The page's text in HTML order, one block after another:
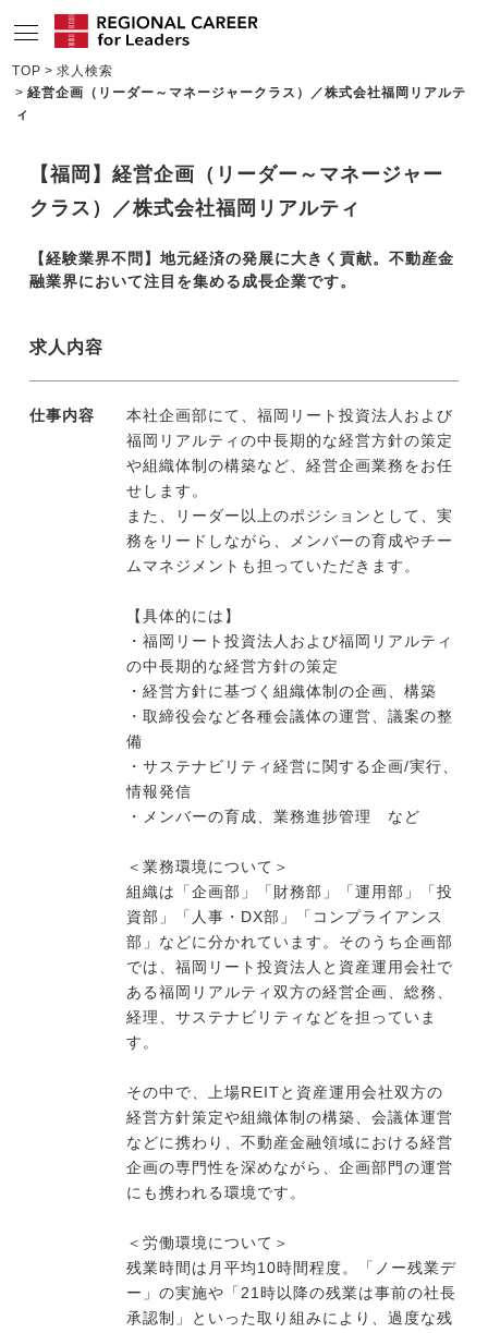
サービスの特長
コンサルタント情報
地域の特色
リサーチ
ニュース
メディア紹介実績
今すぐ転職をお考えの方
中長期で転職をお考えの方
TOP
求人検索
経営企画（リーダー～マネージャークラス）／株式会社福岡リアルテ
ィ
【福岡】経営企画（リーダー～マネージャー
クラス）／株式会社福岡リアルティ
【経験業界不問】地元経済の発展に大きく貢献。不動産金
融業界において注目を集める成長企業です。
求人内容
仕事内容
本社企画部にて、福岡リート投資法人および
福岡リアルティの中長期的な経営方針の策定
や組織体制の構築など、経営企画業務をお任
せします。
また、リーダー以上のポジションとして、実
務をリードしながら、メンバーの育成やチー
ムマネジメントも担っていただきます。
【具体的には】
・福岡リート投資法人および福岡リアルティ
の中長期的な経営方針の策定
・経営方針に基づく組織体制の企画、構築
・取締役会など各種会議体の運営、議案の整
備
・サステナビリティ経営に関する企画/実行、
情報発信
・メンバーの育成、業務進捗管理 など
＜業務環境について＞
組織は「企画部」「財務部」「運用部」「投
資部」「人事・DX部」「コンプライアンス
部」などに分かれています。そのうち企画部
では、福岡リート投資法人と資産運用会社で
ある福岡リアルティ双方の経営企画、総務、
経理、サステナビリティなどを担っていま
す。
その中で、上場REITと資産運用会社双方の
経営方針策定や組織体制の構築、会議体運営
などに携わり、不動産金融領域における経営
企画の専門性を深めながら、企画部門の運営
にも携われる環境です。
＜労働環境について＞
残業時間は月平均10時間程度。「ノー残業デ
ー」の実施や「21時以降の残業は事前の社長
承認制」といった取り組みにより、過度な残